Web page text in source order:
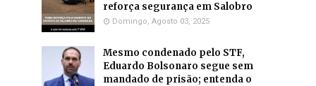
reforça segurança em Salobro
Domingo, Agosto 03, 2025
Mesmo condenado pelo STF,
Eduardo Bolsonaro segue sem
mandado de prisão; entenda o